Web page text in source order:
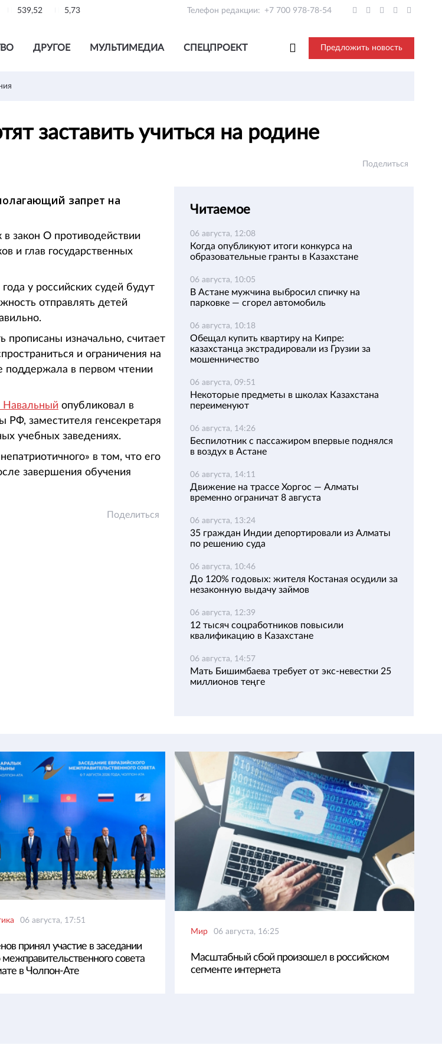
539,52 5,73 Телефон редакции: +7 700 978-78-54
ДРУГОЕ МУЛЬТИМЕДИА СПЕЦПРОЕКТ Предложить новость
заставить учиться на родине
Поделиться
запрет на
в закон О противодействии
и глав государственных
у российских судей будут
отправлять детей
изначально, считает
и ограничения на
в первом чтении
Навальный опубликовал в
РФ, заместителя генсекретаря
учебных заведениях.
в том, что его
завершения обучения
Поделиться
Читаемое
06 августа, 12:08
Когда опубликуют итоги конкурса на
образовательные гранты в Казахстане
06 августа, 10:05
В Астане мужчина выбросил спичку на
парковке — сгорел автомобиль
06 августа, 10:18
Обещал купить квартиру на Кипре:
казахстанца экстрадировали из Грузии за
мошенничество
06 августа, 09:51
Некоторые предметы в школах Казахстана
переименуют
06 августа, 14:26
Беспилотник с пассажиром впервые поднялся
в воздух в Астане
06 августа, 14:11
Движение на трассе Хоргос — Алматы
временно ограничат 8 августа
06 августа, 13:24
35 граждан Индии депортировали из Алматы
по решению суда
06 августа, 10:46
До 120% годовых: жителя Костаная осудили за
незаконную выдачу займов
06 августа, 12:39
12 тысяч соцработников повысили
квалификацию в Казахстане
06 августа, 14:57
Мать Бишимбаева требует от экс-невестки 25
миллионов теңге
06 августа, 17:51
принял участие в заседании
межправительственного совета
в Чолпон-Ате
Мир 06 августа, 16:25
Масштабный сбой произошел в российском
сегменте интернета